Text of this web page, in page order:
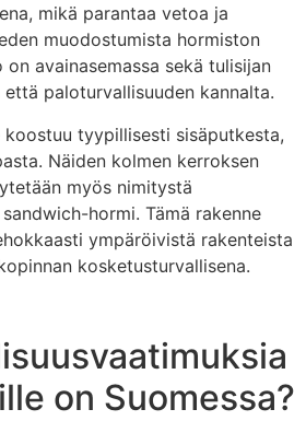
mikä parantaa vetoa ja
muodostumista hormiston
avainasemassa sekä tulisijan
paloturvallisuuden kannalta.
koostuu tyypillisesti sisäputkesta,
Näiden kolmen kerroksen
myös nimitystä
hormi. Tämä rakenne
ympäröivistä rakenteista
kosketusturvallisena.
on Suomessa?